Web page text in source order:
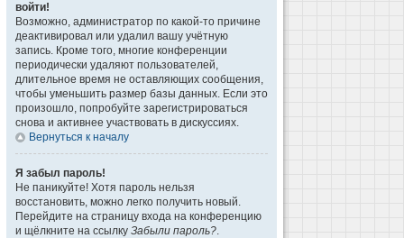
войти!
Возможно, администратор по какой-то причине
деактивировал или удалил вашу учётную
запись. Кроме того, многие конференции
периодически удаляют пользователей,
длительное время не оставляющих сообщения,
чтобы уменьшить размер базы данных. Если это
произошло, попробуйте зарегистрироваться
снова и активнее участвовать в дискуссиях.
Вернуться к началу
Я забыл пароль!
Не паникуйте! Хотя пароль нельзя
восстановить, можно легко получить новый.
Перейдите на страницу входа на конференцию
и щёлкните на ссылку Забыли пароль?.